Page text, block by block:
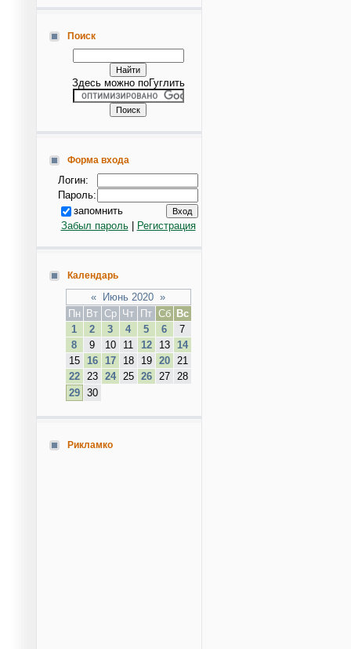
Поиск
Здесь можно поГуглить
Форма входа
Логин:
Пароль:
запомнить
Забыл пароль| Регистрация
Календарь
« Июнь 2020 »
Пн
Вт Ср Чт Пт Сб
Вс
1
2 3 4 5 6
7
8
9 10 11 12 13
14
15
16 17 18 19 20
21
22
23 24 25 26 27
28
29
30
Рикламко